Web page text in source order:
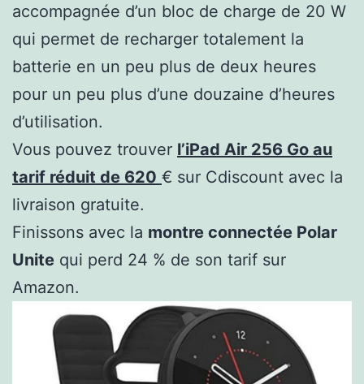
accompagnée d’un bloc de charge de 20 W
qui permet de recharger totalement la
batterie en un peu plus de deux heures
pour un peu plus d’une douzaine d’heures
d’utilisation.
Vous pouvez trouver l’iPad Air 256 Go au
tarif réduit de 620 € sur Cdiscount avec la
livraison gratuite.
Finissons avec la montre connectée Polar
Unite qui perd 24 % de son tarif sur
Amazon.